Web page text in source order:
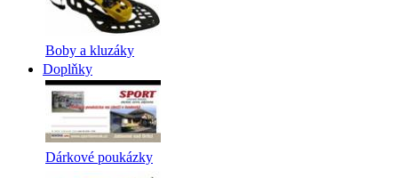
Boby a kluzáky
Doplňky
Dárkové poukázky